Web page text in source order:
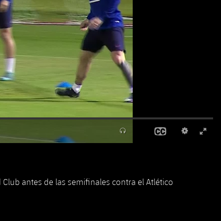
antes de las semifinales contra el Atlético